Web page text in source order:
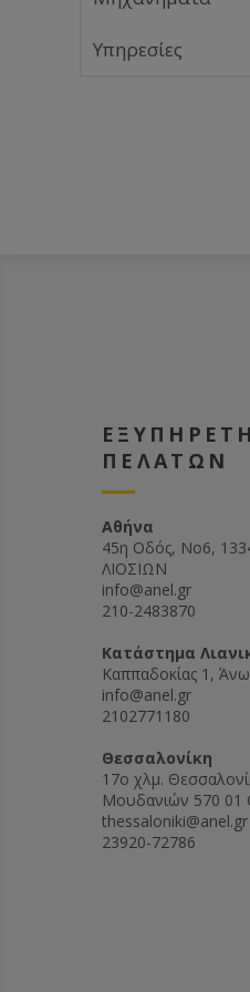
Υπηρεσίες
ΠΕΛΑΤΩΝ
Αθήνα
45η Οδός, Νο6,
ΛΙΟΣΙΩΝ
info@anel.gr
210-2483870
Kατάστημα
Καππαδοκίας 1,
info@anel.gr
2102771180
Θεσσαλονίκη
17ο χλμ.
Μουδανιών 570 01
thessaloniki@anel.gr
23920-72786